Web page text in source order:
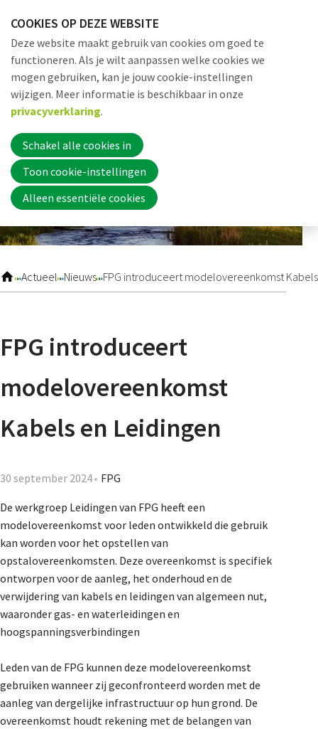
links
over
Jump
to
navigation
to
main
content
Actueel Nieuws FPG introduceert modelovereenkomst
FPG introduceert
modelovereenkomst
Kabels en Leidingen
30 september 2024 FPG
De werkgroep Leidingen van FPG heeft een
modelovereenkomst voor leden ontwikkeld die gebruik
kan worden voor het opstellen van
opstalovereenkomsten. Deze overeenkomst is specifiek
ontworpen voor de aanleg, het onderhoud en de
verwijdering van kabels en leidingen van algemeen nut,
waaronder gas- en waterleidingen en
hoogspanningsverbindingen
Leden van de FPG kunnen deze modelovereenkomst
gebruiken wanneer zij geconfronteerd worden met de
aanleg van dergelijke infrastructuur op hun grond. De
overeenkomst houdt rekening met de belangen van
Word nu lid
Nieuwsbrief
Provincies
Dossiers
Contact
COOKIES OP DEZE WEBSITE
Deze website maakt gebruik van cookies om goed te
functioneren. Als je wilt aanpassen welke cookies we
mogen gebruiken, kan je jouw cookie-instellingen
wijzigen. Meer informatie is beschikbaar in onze
privacyverklaring.
Schakel alle cookies in
Toon cookie-instellingen
Alleen essentiële cookies